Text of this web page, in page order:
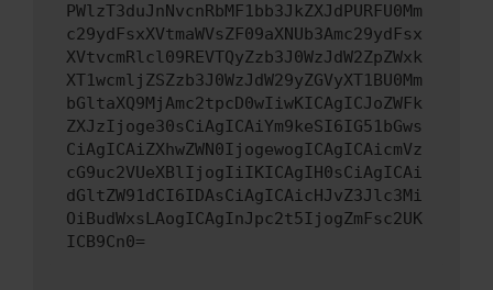
PWlzT3duJnNvcnRbMF1bb3JkZXJdPURFU0Mm
c29ydFsxXVtmaWVsZF09aXNUb3Amc29ydFsx
XVtvcmRlcl09REVTQyZzb3J0WzJdW2ZpZWxk
XT1wcmljZSZzb3J0WzJdW29yZGVyXT1BU0Mm
bGltaXQ9MjAmc2tpcD0wIiwKICAgICJoZWFk
ZXJzIjoge30sCiAgICAiYm9keSI6IG51bGws
CiAgICAiZXhwZWN0IjogewogICAgICAicmVz
cG9uc2VUeXBlIjogIiIKICAgIH0sCiAgICAi
dGltZW91dCI6IDAsCiAgICAicHJvZ3Jlc3Mi
OiBudWxsLAogICAgInJpc2t5IjogZmFsc2UK
ICB9Cn0=